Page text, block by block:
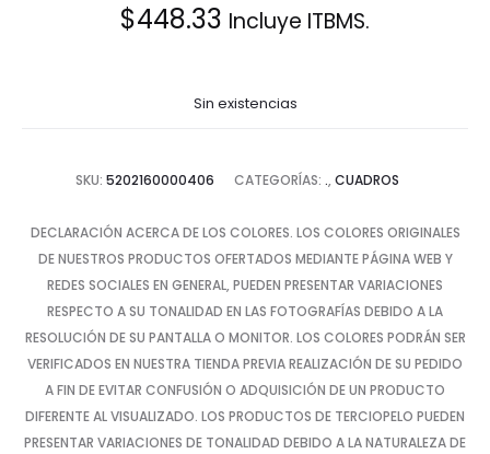
$448.33 Incluye ITBMS.
Sin existencias
SKU: 5202160000406 CATEGORÍAS: ., CUADROS
DECLARACIÓN ACERCA DE LOS COLORES. LOS COLORES ORIGINALES
DE NUESTROS PRODUCTOS OFERTADOS MEDIANTE PÁGINA WEB Y
REDES SOCIALES EN GENERAL, PUEDEN PRESENTAR VARIACIONES
RESPECTO A SU TONALIDAD EN LAS FOTOGRAFÍAS DEBIDO A LA
RESOLUCIÓN DE SU PANTALLA O MONITOR. LOS COLORES PODRÁN SER
VERIFICADOS EN NUESTRA TIENDA PREVIA REALIZACIÓN DE SU PEDIDO
A FIN DE EVITAR CONFUSIÓN O ADQUISICIÓN DE UN PRODUCTO
DIFERENTE AL VISUALIZADO. LOS PRODUCTOS DE TERCIOPELO PUEDEN
PRESENTAR VARIACIONES DE TONALIDAD DEBIDO A LA NATURALEZA DE